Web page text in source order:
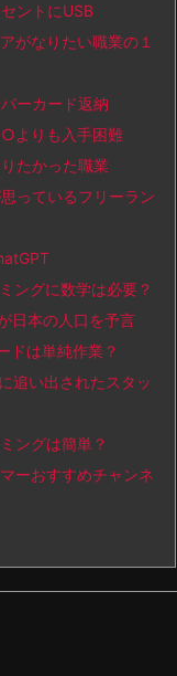
ントにUSB
なりたい職業の１
ーカード返納
よりも入手困難
たかった職業
っているフリーラン
ングに数学は必要？
日本の人口を予言
は単純作業？
追い出されたスタッ
ングは簡単？
ーおすすめチャンネ